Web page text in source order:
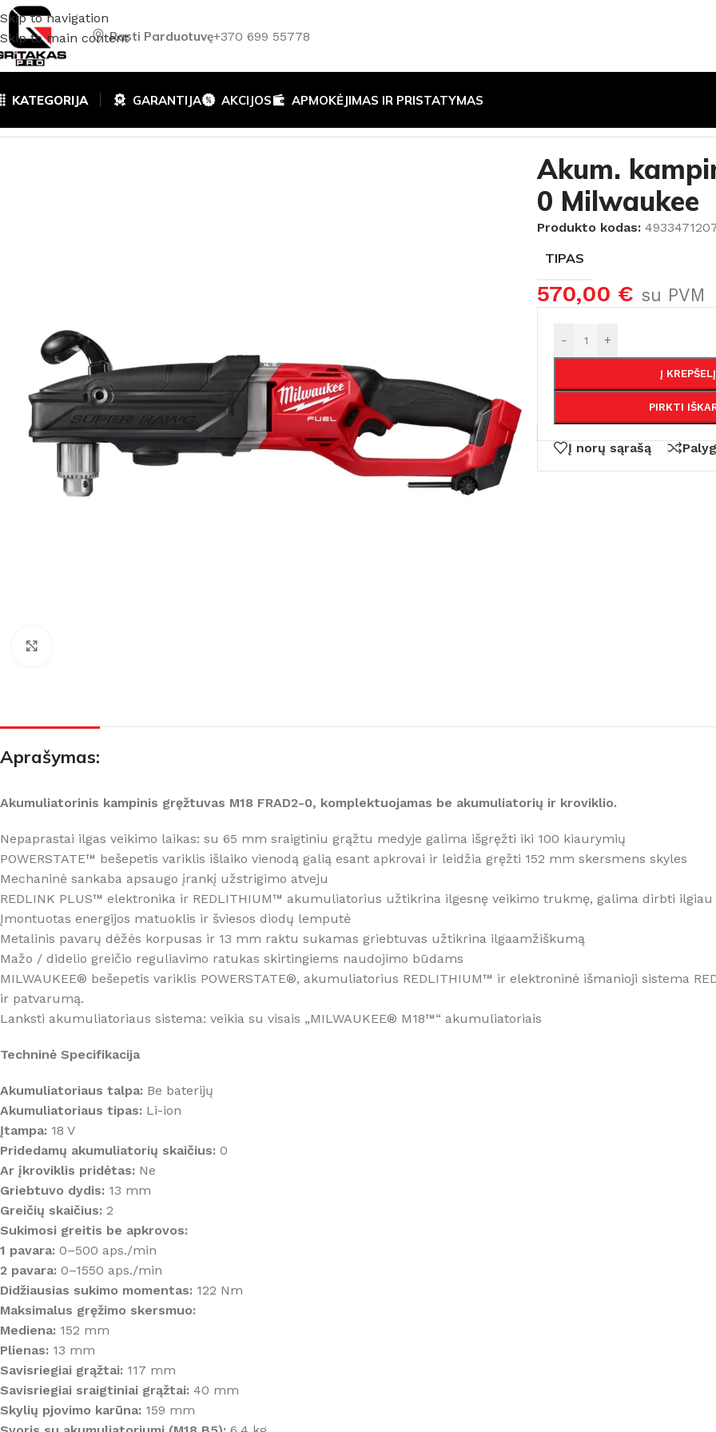
Skip to navigation
Skip to main contentRasti Parduotuvę+370 699 55778
KATEGORIJA
Gręžtuvai / smūginiai gręžtuvai
Perforatoriai
TVIRTINIMAS
Suktuvai / Smūginiai suktuvai
(impaktai)
Veržliasukiai
Juostiniai suktuvai
Viniakalės / kabiakalės / kniedikliai
OBLIAVIMAS / FREZAVIMAS
Obliai
Kampiniai šlifuokliai
Juostiniai šlifuokliai
Vibraciniai šlifuokliai
Poliruokliai
KITA
Prožektoriai / šviestuvai
Santechnikos įrankiai / plėstuvai
Silikono pistoletai
Dulkių siurbliai
Siaurapjūkliai
Juostiniai pjūklai
Daugiafunkciniai įrankiai
Pjovimo staklės, staliniai pjūklai
GARANTIJA AKCIJOS
APMOKĖJIMAS IR PRISTATYMAS
Akum. kampinis gręžtuvas M18
Akum.
0 Milwaukee
Produkto kodas:
TIPAS
570,00 € su PVM
- +
Į KREPŠELĮ
PIRKTI
Į norų sąrašą
Aprašymas:
Akumuliatorinis kampinis gręžtuvas M18 FRAD2-0, komplektuojamas be akumuliatorių ir kroviklio.
Nepaprastai ilgas veikimo laikas: su 65 mm sraigtiniu grąžtu medyje galima išgręžti iki 100 kiaurymių
POWERSTATE™ bešepetis variklis išlaiko vienodą galią esant apkrovai ir leidžia gręžti 152 mm skersmens skyles
Mechaninė sankaba apsaugo įrankį užstrigimo atveju
REDLINK PLUS™ elektronika ir REDLITHIUM™ akumuliatorius užtikrina ilgesnę veikimo trukmę, galima dirbti ilgiau
Įmontuotas energijos matuoklis ir šviesos diodų lemputė
Metalinis pavarų dėžės korpusas ir 13 mm raktu sukamas griebtuvas užtikrina ilgaamžiškumą
Mažo / didelio greičio reguliavimo ratukas skirtingiems naudojimo būdams
MILWAUKEE® bešepetis variklis POWERSTATE®, akumuliatorius REDLITHIUM™ ir elektroninė išmanioji sistema
ir patvarumą.
Lanksti akumuliatoriaus sistema: veikia su visais „MILWAUKEE® M18™“ akumuliatoriais
Techninė Specifikacija
Akumuliatoriaus talpa: Be baterijų
Akumuliatoriaus tipas: Li-ion
Įtampa: 18 V
Pridedamų akumuliatorių skaičius: 0
Ar įkroviklis pridėtas: Ne
Griebtuvo dydis: 13 mm
Greičių skaičius: 2
Sukimosi greitis be apkrovos:
1 pavara: 0–500 aps./min
2 pavara: 0–1550 aps./min
Didžiausias sukimo momentas: 122 Nm
Maksimalus gręžimo skersmuo:
Mediena: 152 mm
Plienas: 13 mm
Savisriegiai grąžtai: 117 mm
Savisriegiai sraigtiniai grąžtai: 40 mm
Skylių pjovimo karūna: 159 mm